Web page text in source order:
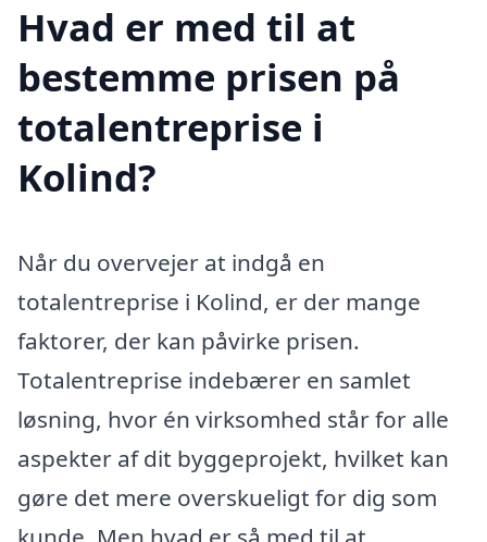
Hvad er med til at
bestemme prisen på
totalentreprise i
Kolind?
Når du overvejer at indgå en
totalentreprise i Kolind, er der mange
faktorer, der kan påvirke prisen.
Totalentreprise indebærer en samlet
løsning, hvor én virksomhed står for alle
aspekter af dit byggeprojekt, hvilket kan
gøre det mere overskueligt for dig som